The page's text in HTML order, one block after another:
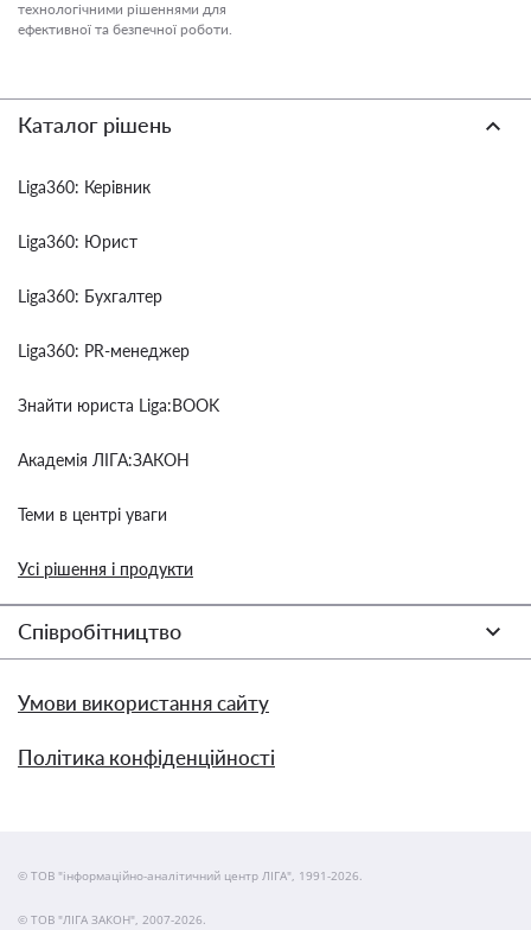
технологічними рішеннями для
ефективної та безпечної роботи.
Каталог рішень
Liga360: Керівник
Liga360: Юрист
Liga360: Бухгалтер
Liga360: PR-менеджер
Знайти юриста Liga:BOOK
Академія ЛІГА:ЗАКОН
Теми в центрі уваги
Усі рішення і продукти
Співробітництво
Умови використання сайту
Політика конфіденційності
© ТОВ "інформаційно-аналітичний центр ЛІГА", 1991-2026.
© ТОВ "ЛІГА ЗАКОН", 2007-2026.